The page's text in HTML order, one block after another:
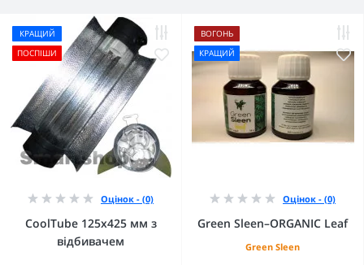
КРАЩИЙ
ПОСПІШИ
Оцінок - (0)
CoolTube 125х425 мм з
відбивачем
ВОГОНЬ
КРАЩИЙ
Оцінок - (0)
Green Sleen–ORGANIC Leaf
Green Sleen